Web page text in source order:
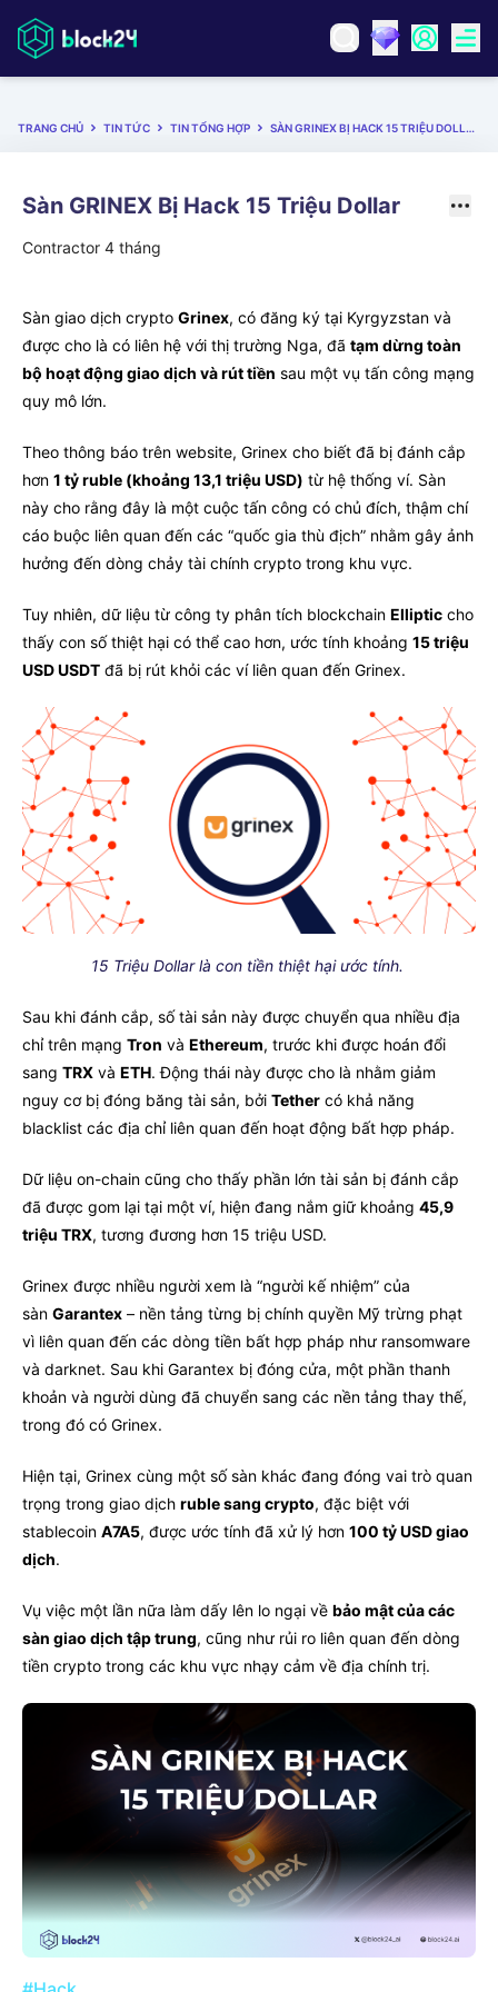
TRANG CHỦ TIN TỨC TIN TỔNG HỢP SÀN GRINEX BỊ HACK 15 TRIỆU DOLLAR
Sàn GRINEX Bị Hack 15 Triệu Dollar
Contractor 4 tháng
Sàn giao dịch crypto Grinex, có đăng ký tại Kyrgyzstan và
được cho là có liên hệ với thị trường Nga, đã tạm dừng toàn
bộ hoạt động giao dịch và rút tiền sau một vụ tấn công mạng
quy mô lớn.
Theo thông báo trên website, Grinex cho biết đã bị đánh cắp
hơn 1 tỷ ruble (khoảng 13,1 triệu USD) từ hệ thống ví. Sàn
này cho rằng đây là một cuộc tấn công có chủ đích, thậm chí
cáo buộc liên quan đến các “quốc gia thù địch” nhằm gây ảnh
hưởng đến dòng chảy tài chính crypto trong khu vực.
Tuy nhiên, dữ liệu từ công ty phân tích blockchain Elliptic cho
thấy con số thiệt hại có thể cao hơn, ước tính khoảng 15 triệu
USD USDT đã bị rút khỏi các ví liên quan đến Grinex.
15 Triệu Dollar là con tiền thiệt hại ước tính.
Sau khi đánh cắp, số tài sản này được chuyển qua nhiều địa
chỉ trên mạng Tron và Ethereum, trước khi được hoán đổi
sang TRX và ETH. Động thái này được cho là nhằm giảm
nguy cơ bị đóng băng tài sản, bởi Tether có khả năng
blacklist các địa chỉ liên quan đến hoạt động bất hợp pháp.
Dữ liệu on-chain cũng cho thấy phần lớn tài sản bị đánh cắp
đã được gom lại tại một ví, hiện đang nắm giữ khoảng 45,9
triệu TRX, tương đương hơn 15 triệu USD.
Grinex được nhiều người xem là “người kế nhiệm” của
sàn Garantex – nền tảng từng bị chính quyền Mỹ trừng phạt
vì liên quan đến các dòng tiền bất hợp pháp như ransomware
và darknet. Sau khi Garantex bị đóng cửa, một phần thanh
khoản và người dùng đã chuyển sang các nền tảng thay thế,
trong đó có Grinex.
Hiện tại, Grinex cùng một số sàn khác đang đóng vai trò quan
trọng trong giao dịch ruble sang crypto, đặc biệt với
stablecoin A7A5, được ước tính đã xử lý hơn 100 tỷ USD giao
dịch.
Vụ việc một lần nữa làm dấy lên lo ngại về bảo mật của các
sàn giao dịch tập trung, cũng như rủi ro liên quan đến dòng
tiền crypto trong các khu vực nhạy cảm về địa chính trị.